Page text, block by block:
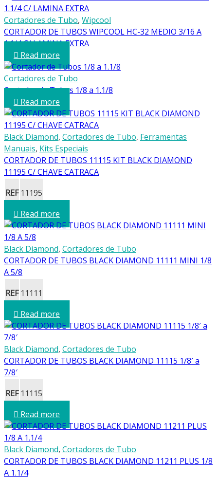
Cortadores de Tubo, Wipcool
CORTADOR DE TUBOS WIPCOOL HC-32 MEDIO 3/16 A
1.1/4 C/ LAMINA EXTRA
Read more
Cortadores de Tubo
Cortador de Tubos 1/8 a 1.1/8
Read more
Black Diamond, Cortadores de Tubo, Ferramentas
Manuais, Kits Especiais
CORTADOR DE TUBOS 11115 KIT BLACK DIAMOND
11195 C/ CHAVE CATRACA
REF 11195
Read more
Black Diamond, Cortadores de Tubo
CORTADOR DE TUBOS BLACK DIAMOND 11111 MINI 1/8
A 5/8
REF 11111
Read more
Black Diamond, Cortadores de Tubo
CORTADOR DE TUBOS BLACK DIAMOND 11115 1/8′ a
7/8′
REF 11115
Read more
Black Diamond, Cortadores de Tubo
CORTADOR DE TUBOS BLACK DIAMOND 11211 PLUS 1/8
A 1.1/4